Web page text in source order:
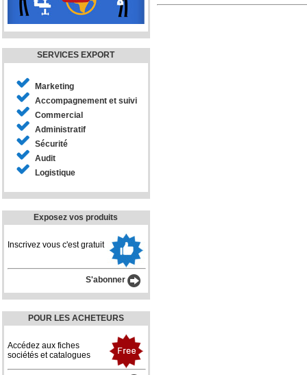
SERVICES EXPORT
Marketing
Accompagnement et suivi
Commercial
Administratif
Sécurité
Audit
Logistique
Exposez vos produits
Inscrivez vous c'est gratuit
S'abonner
POUR LES ACHETEURS
Accédez aux fiches
sociétés et catalogues